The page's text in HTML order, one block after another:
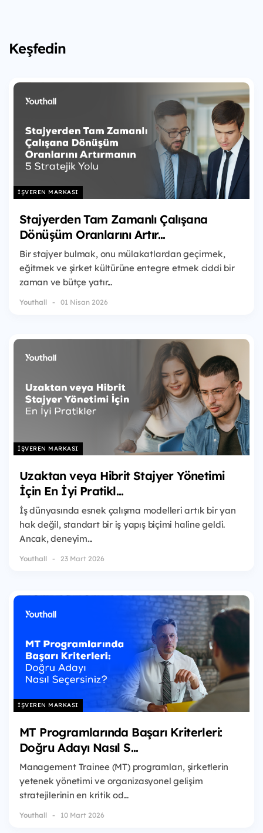
Keşfedin
İŞVEREN MARKASI
Stajyerden Tam Zamanlı Çalışana
Dönüşüm Oranlarını Artır...
Bir stajyer bulmak, onu mülakatlardan geçirmek,
eğitmek ve şirket kültürüne entegre etmek ciddi bir
zaman ve bütçe yatır...
Youthall 01 Nisan 2026
İŞVEREN MARKASI
Uzaktan veya Hibrit Stajyer Yönetimi
İçin En İyi Pratikl...
İş dünyasında esnek çalışma modelleri artık bir yan
hak değil, standart bir iş yapış biçimi haline geldi.
Ancak, deneyim...
Youthall 23 Mart 2026
İŞVEREN MARKASI
MT Programlarında Başarı Kriterleri:
Doğru Adayı Nasıl S...
Management Trainee (MT) programları, şirketlerin
yetenek yönetimi ve organizasyonel gelişim
stratejilerinin en kritik od...
Youthall 10 Mart 2026